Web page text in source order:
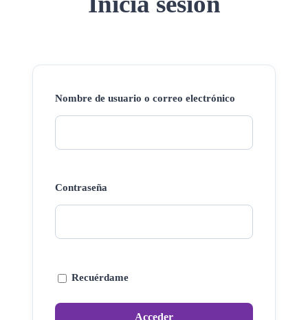
Nombre de usuario o correo electrónico
Contraseña
Recuérdame